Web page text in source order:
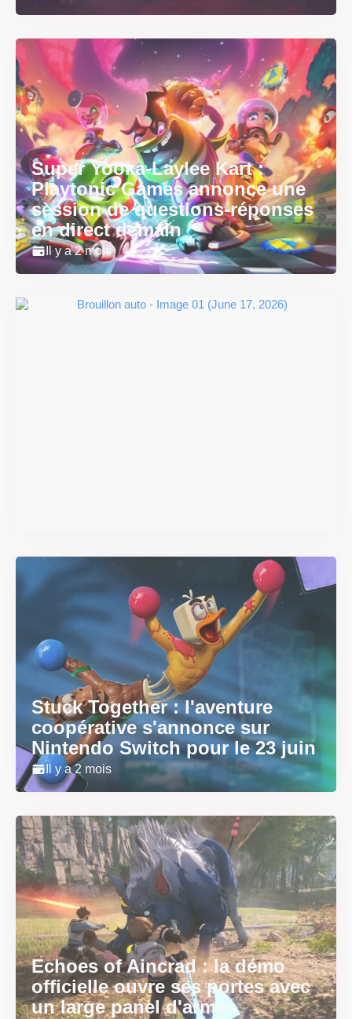
Super Yooka-Laylee Kart :
Playtonic Games annonce une
session de questions-réponses
en direct demain
Il y a 2 mois
Stuck Together : l'aventure
coopérative s'annonce sur
Nintendo Switch pour le 23 juin
Il y a 2 mois
Echoes of Aincrad : la démo
officielle ouvre ses portes avec
un large panel d'armes